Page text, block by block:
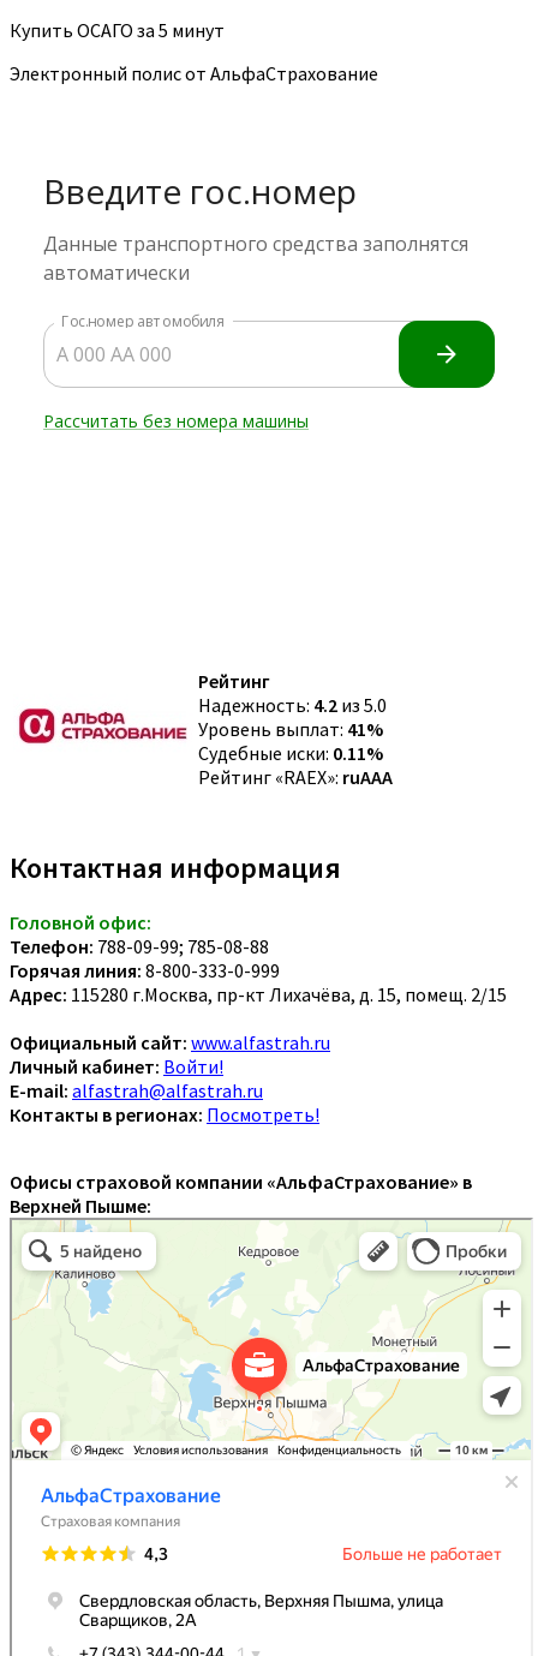
Купить ОСАГО за 5 минут
Электронный полис от АльфаСтрахование
Рейтинг
Надежность: 4.2 из 5.0
Уровень выплат: 41%
Судебные иски: 0.11%
Рейтинг «RAEX»: ruAAA
Контактная информация
Головной офис:
Телефон: 788-09-99; 785-08-88
Горячая линия: 8-800-333-0-999
Адрес: 115280 г.Москва, пр-кт Лихачёва, д. 15, помещ. 2/15
Официальный сайт: www.alfastrah.ru
Личный кабинет: Войти!
E-mail: alfastrah@alfastrah.ru
Контакты в регионах: Посмотреть!
Офисы страховой компании «АльфаСтрахование» в
Верхней Пышме: